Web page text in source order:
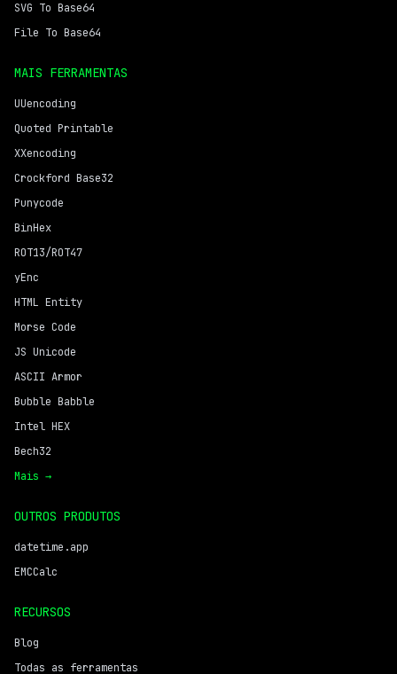
SVG To Base64
File To Base64
MAIS FERRAMENTAS
UUencoding
Quoted Printable
XXencoding
Crockford Base32
Punycode
BinHex
ROT13/ROT47
yEnc
HTML Entity
Morse Code
JS Unicode
ASCII Armor
Bubble Babble
Intel HEX
Bech32
Mais →
OUTROS PRODUTOS
datetime.app
EMCCalc
RECURSOS
Blog
Todas as ferramentas